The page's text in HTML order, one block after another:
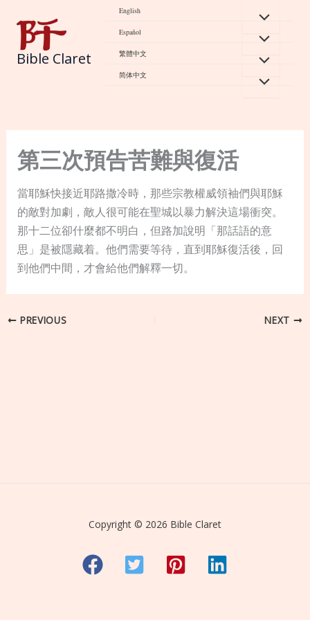
content
Bible Claret
English
Español
繁體中文
简体中文
第三次預告苦難與復活
當耶穌快接近耶路撒冷時，那些宗教權威領袖們與耶穌
的敵對加劇，敵人很可能在聖城以暴力解決這場衝突。
那十二位卻什麼都不明白，但路加說明「那話語的意
思」是被隱藏着。他們需要等待，直到耶穌復活後，回
到他們中間，才會給他們解釋一切。
PREVIOUS NEXT
Copyright © 2026 Bible Claret